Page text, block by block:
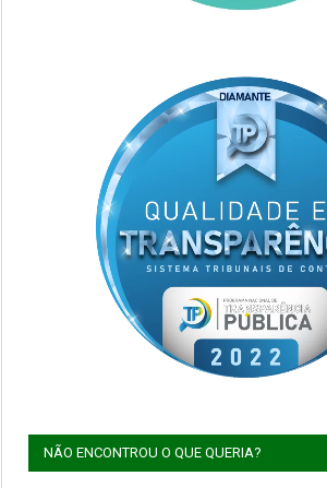
NÃO ENCONTROU O QUE QUERIA?